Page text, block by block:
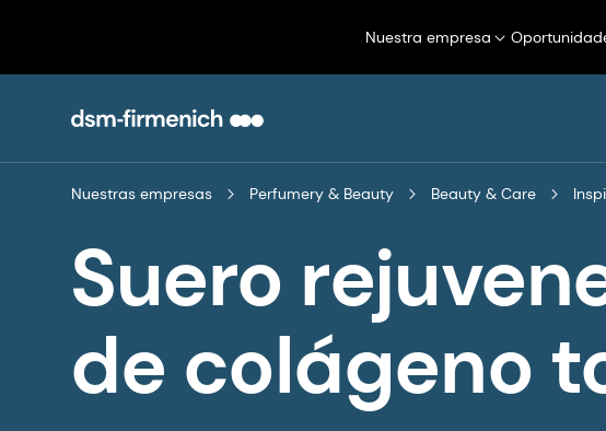
Nuestra empresa
Nuestras empresas Perfumery & Beauty Beauty & Care
Suero
de colágeno